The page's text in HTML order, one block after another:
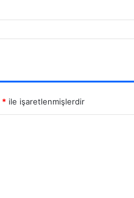
* ile işaretlenmişlerdir